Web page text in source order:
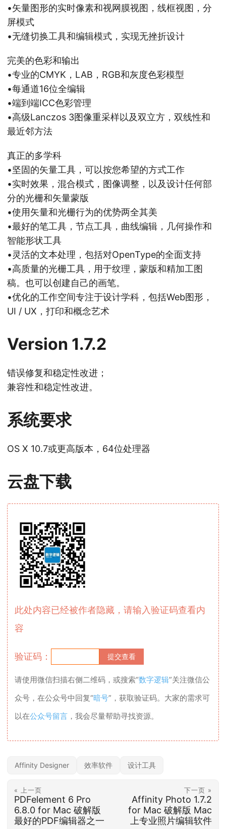
•矢量图形的实时像素和视网膜视图，线框视图，分
屏模式
•无缝切换工具和编辑模式，实现无挫折设计
完美的色彩和输出
•专业的CMYK，LAB，RGB和灰度色彩模型
•每通道16位全编辑
•端到端ICC色彩管理
•高级Lanczos 3图像重采样以及双立方，双线性和
最近邻方法
真正的多学科
•坚固的矢量工具，可以按您希望的方式工作
•实时效果，混合模式，图像调整，以及设计任何部
分的光栅和矢量蒙版
•使用矢量和光栅行为的优势两全其美
•最好的笔工具，节点工具，曲线编辑，几何操作和
智能形状工具
•灵活的文本处理，包括对OpenType的全面支持
•高质量的光栅工具，用于纹理，蒙版和精加工图
稿。也可以创建自己的画笔。
•优化的工作空间专注于设计学科，包括Web图形，
UI / UX，打印和概念艺术
Version 1.7.2
错误修复和稳定性改进；
兼容性和稳定性改进。
系统要求
OS X 10.7或更高版本，64位处理器
云盘下载
此处内容已经被作者隐藏，请输入验证码查看内
容
验证码：
请使用微信扫描右侧二维码，或搜索“数字逻辑”关注微信公
众号，在公众号中回复“暗号”，获取验证码。大家的需求可
以在公众号留言 ，我会尽量帮助寻找资源。
Affinity Designer 效率软件 设计工具
« 上一页
PDFelement 6 Pro
6.8.0 for Mac 破解版
最好的PDF编辑器之一
下一页 »
Affinity Photo 1.7.2
for Mac 破解版 Mac
上专业照片编辑软件